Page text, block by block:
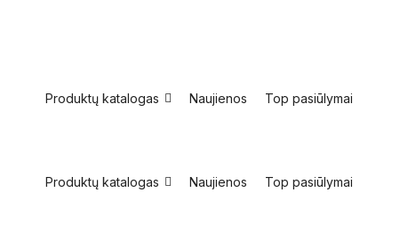
Produktų katalogas Naujienos Top pasiūlymai
Produktų katalogas Naujienos Top pasiūlymai